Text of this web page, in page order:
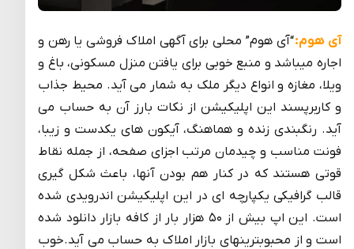
آی هوم:“آی هوم” محلی برای آگهی املاک فروشی یا رهن و
اجاره میباشد و منبع خوبی برای یافتن منزل مسکونی، باغ و
ویلا، مغازه و انواع دیگر ملک به شمار می آید. محیط جذاب
و کاربرپسند این اپلیکیشن از نکات بارز آن به حساب می
آید. رنگبندی زنده و هماهنگ، آیکون های یکدست و زیبا،
فونت مناسب و چیدمان مرتب اجزای صفحه، از جمله نقاط
قوتی هستند که در کنار هم بودن آنها، باعث شکل گیری
قالب گرافیکی یکپارچه ای در این اپلیکیشن اندرویدی شده
است. این اپ بیش از ۵۰ هزار بار از کافه بازار دانلود شده
است و از محبوبترینهای بازار املاک به حساب می آید.خوب